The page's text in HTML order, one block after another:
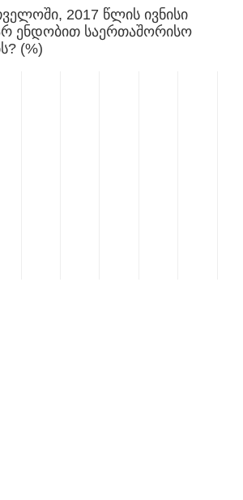
2017 წლის ივნისი
ენდობით საერთაშორისო
(%)